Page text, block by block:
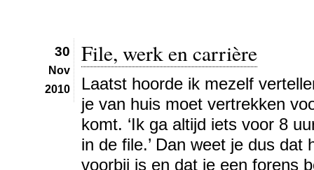
30
Nov
2010
File, werk en carrière
Laatst hoorde ik mezelf
je van huis moet vertrekken
komt. ‘Ik ga altijd iets voor 8
in de file.’ Dan weet je dus dat
voorbij is en dat je een forens